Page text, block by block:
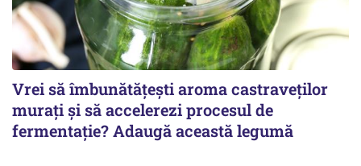
Vrei să îmbunătățești aroma castraveților
murați și să accelerezi procesul de
fermentație? Adaugă această legumă